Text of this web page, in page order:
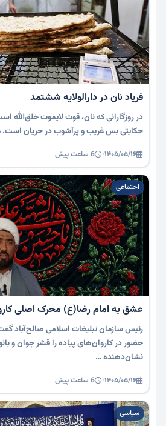
فریاد نان در دارالولایه‌ ششتمد
در روزگارانی که نان، قوت لایموت خلق‌الله
حکایتی بس غریب و پرآشوب در جریان است.
۱۴۰۵/۰۵/۱۶· 6 ساعت پیش
اجتماعی
عشق به امام رضا(ع) محرک اصلی
رئیس سازمان تبلیغات اسلامی صالح‌آباد
حضور در کاروان‌های پیاده را قشر جوان و
نشان‌دهنده …
۱۴۰۵/۰۵/۱۶· 6 ساعت پیش
سیاسی